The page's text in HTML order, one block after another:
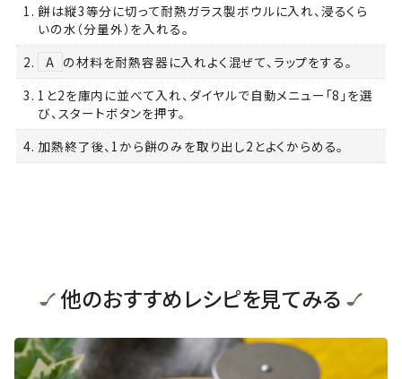
1. 餅は縦3等分に切って耐熱ガラス製ボウルに入れ、浸るくら
いの水（分量外）を入れる。
2.
A の材料を耐熱容器に入れよく混ぜて、ラップをする。
3. 1と2を庫内に並べて入れ、ダイヤルで自動メニュー「8」を選
び、スタートボタンを押す。
4. 加熱終了後、1から餅のみを取り出し2とよくからめる。
他のおすすめレシピを見てみる